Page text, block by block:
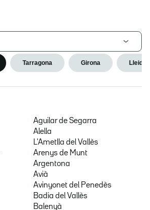
Tarragona Girona Lleida
Aguilar de Segarra
Alella
L'Ametlla del Vallès
Arenys de Munt
Argentona
Avià
Avinyonet del Penedès
Badia del Vallès
Balenyà